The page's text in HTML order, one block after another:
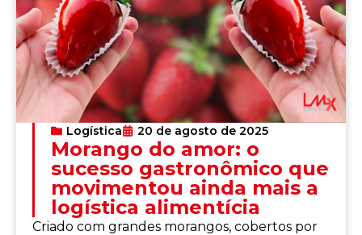
Logística 20 de agosto de 2025
Morango do amor: o
sucesso gastronômico que
movimentou ainda mais a
logística alimentícia
Criado com grandes morangos, cobertos por